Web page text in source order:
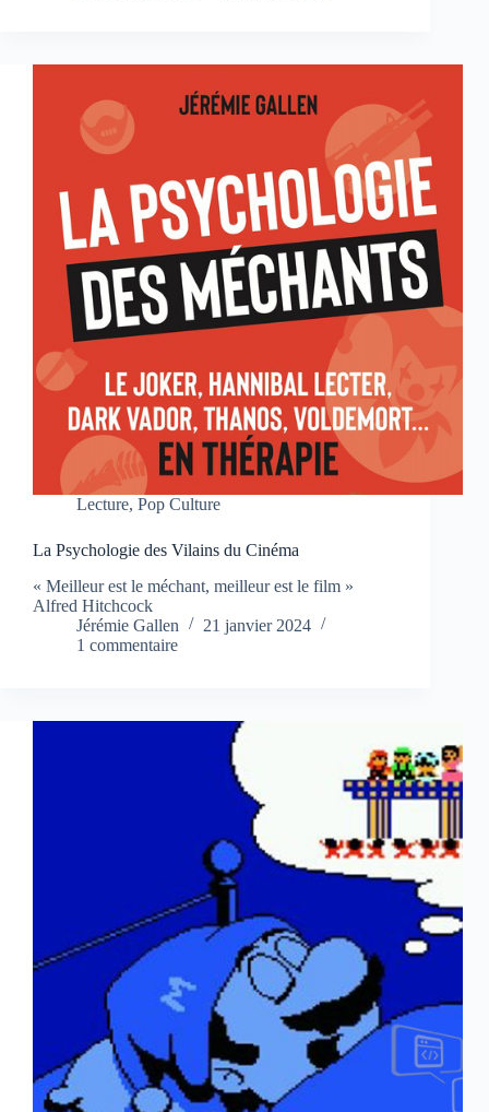
Lecture, Pop Culture
La Psychologie des Vilains du Cinéma
« Meilleur est le méchant, meilleur est le film »
Alfred Hitchcock
Jérémie Gallen
21 janvier 2024
1 commentaire